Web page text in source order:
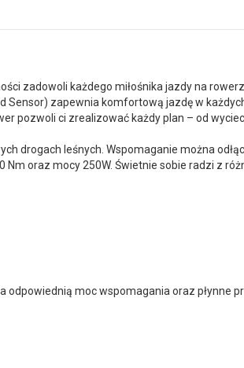
zadowoli każdego miłośnika jazdy na
zapewnia komfortową jazdę w
pozwoli ci zrealizować każdy plan – od
drogach leśnych. Wspomaganie można
oraz mocy 250W. Świetnie sobie radzi z
moc wspomagania oraz płynne